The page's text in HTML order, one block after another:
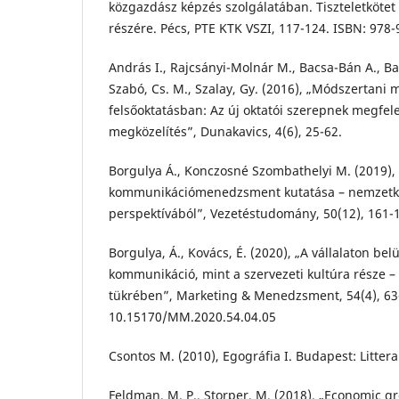
közgazdász képzés szolgálatában.
részére. Pécs, PTE KTK VSZI, 117-124. ISBN:
András I., Rajcsányi-Molnár M., Bacsa-Bán A.,
Szabó, Cs. M., Szalay, Gy. (2016), „Módszertani
felsőoktatásban: Az új oktatói szerepnek
megközelítés”, Dunakavics, 4(6), 25-62.
Borgulya Á., Konczosné Szombathelyi M.
kommunikációmenedzsment kutatása –
perspektívából”, Vezetéstudomány, 50(12), 161-
Borgulya, Á., Kovács, É. (2020), „A vállalaton
kommunikáció, mint a szervezeti kultúra része
tükrében”, Marketing & Menedzsment, 54(4),
10.15170/MM.2020.54.04.05
Csontos M. (2010), Egográfia I. Budapest:
Feldman, M. P., Storper, M. (2018). „Economic